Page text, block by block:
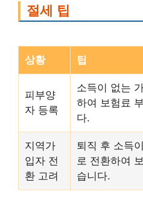
절세 팁
상황 팁
피부양
자 등록
소득이 없는
하여 보험료
다.
지역가
입자 전
환 고려
퇴직 후 소득
로 전환하여
습니다.